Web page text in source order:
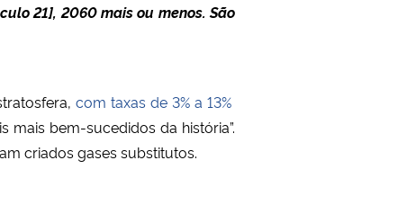
21], 2060 mais ou menos. São
com taxas de 3% a 13%
bem-sucedidos da história”.
criados gases substitutos.